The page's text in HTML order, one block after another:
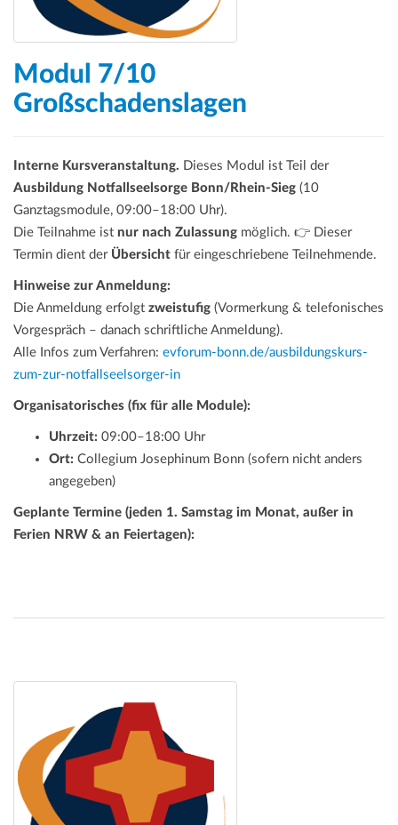
Modul 7/10
Großschadenslagen
Interne Kursveranstaltung. Dieses Modul ist Teil der
Ausbildung Notfallseelsorge Bonn/Rhein-Sieg (10
Ganztagsmodule, 09:00–18:00 Uhr).
Die Teilnahme ist nur nach Zulassung möglich. 👉 Dieser
Termin dient der Übersicht für eingeschriebene Teilnehmende.
Hinweise zur Anmeldung:
Die Anmeldung erfolgt zweistufig (Vormerkung & telefonisches
Vorgespräch – danach schriftliche Anmeldung).
Alle Infos zum Verfahren: evforum-bonn.de/ausbildungskurs-
zum-zur-notfallseelsorger-in
Organisatorisches (fix für alle Module):
Uhrzeit: 09:00–18:00 Uhr
Ort: Collegium Josephinum Bonn (sofern nicht anders
angegeben)
Geplante Termine (jeden 1. Samstag im Monat, außer in
Ferien NRW & an Feiertagen):